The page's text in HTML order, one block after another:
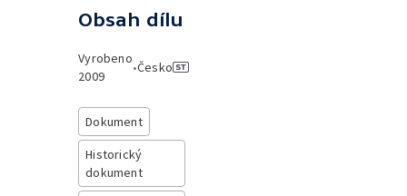
Obsah dílu
Vyrobeno
2009
•Česko
Dokument
Historický
dokument